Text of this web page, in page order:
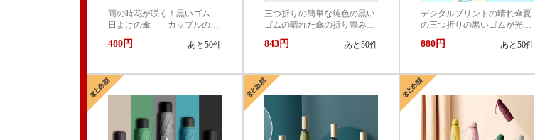
雨の時花が咲く！黒いゴム
日よけの傘 カップルの三
つ折りの傘
480円 あと50件
三つ折りの簡単な純色の黒い
ゴムの晴れた傘の折り畳みの
日よけ防止の傘の贈り物の傘
は特注の広告の傘を注文しま
843円 あと50件
デジタルプリントの晴れ傘夏
の三つ折りの黒いゴムが光を
通さない日よけ傘の紫外線を
防ぐ。
880円 あと50件